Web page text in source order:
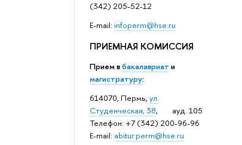
(342) 205-52-12
Е-mail: infoperm@hse.ru
ПРИЕМНАЯ КОМИССИЯ
Прием вбакалавриат и
магистратуру:
614070, Пермь,ул.
Студенческая, 38, ауд. 105
Телефон: +7 (342) 200-96-96
E-mail: abitur.perm@hse.ru